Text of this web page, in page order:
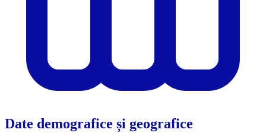
Date demografice și geografice